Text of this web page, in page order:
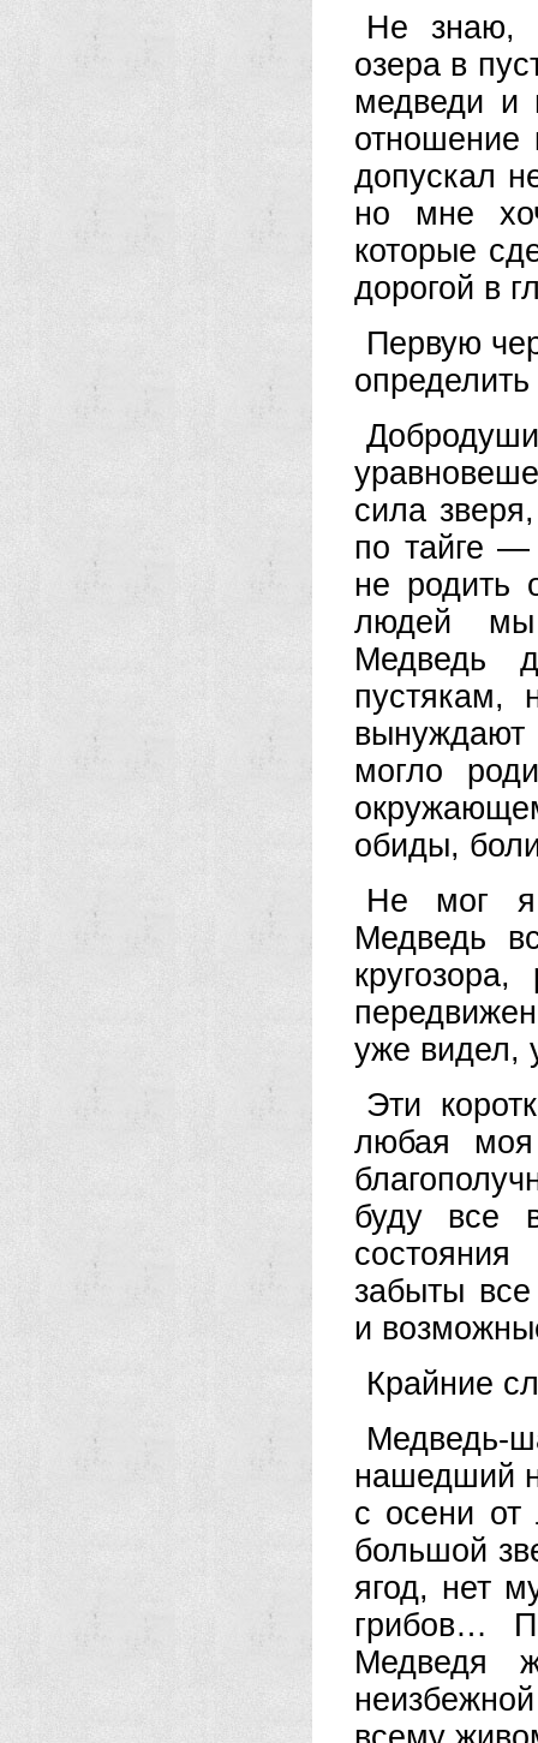
Не знаю,
озера в
медведи и
допускал
но мне
которые
дорогой в
Первую
сила
по тайге —
не родить
людей мы
Медведь
пустякам,
вынуждают
могло
обиды,
Не мог я
Медведь
уже видел,
Эти
любая моя
буду все
забыты
и
Крайние
Медведь-
нашедший
с осени от
большой
ягод, нет
грибов…
Медведя